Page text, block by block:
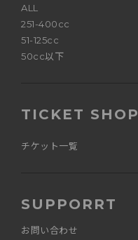
ALL
251-400cc
51-125cc
50cc以下
TICKET SHOP
チケット一覧
SUPPORRT
お問い合わせ